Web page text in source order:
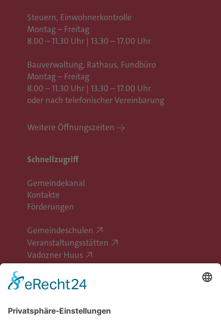
Steuern, Einwohnerkontrolle
Montag – Freitag
8.00 – 11.30 Uhr | 13.30 – 17.00 Uhr
Bauverwaltung, Rathaus, Fundbüro
Montag – Freitag
8.00 – 11.30 Uhr | 13.30 – 17.00 Uhr
oder nach telefonischer Vereinbarung
Weitere Öffnungszeiten
Schnellzugriff
Gemeindekanal
Kontakte
Förderungen
Gemeindeschulen
Veranstaltungsstätten
Vadozner Huus